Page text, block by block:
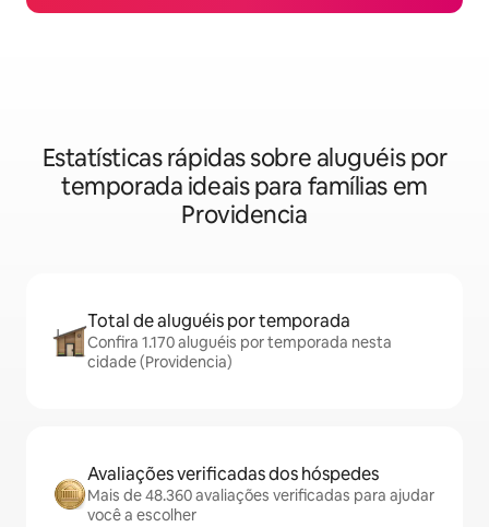
Estatísticas rápidas sobre aluguéis por
temporada ideais para famílias em
Providencia
Total de aluguéis por temporada
Confira 1.170 aluguéis por temporada nesta
cidade (Providencia)
Avaliações verificadas dos hóspedes
Mais de 48.360 avaliações verificadas para ajudar
você a escolher